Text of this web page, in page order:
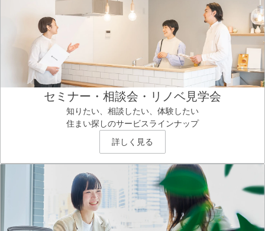
セミナー・相談会・リノベ見学会
知りたい、相談したい、体験したい
住まい探しのサービスラインナップ
詳しく見る